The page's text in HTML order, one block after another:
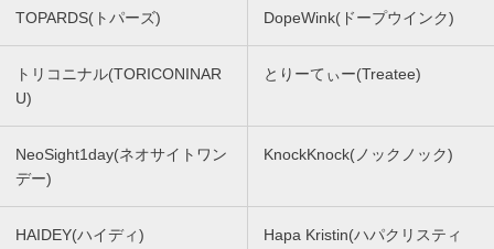
TOPARDS(トパーズ) DopeWink(ドープウインク)
トリコニナル(TORICONINAR
U)
とりーてぃー(Treatee)
NeoSight1day(ネオサイトワン
デー)
KnockKnock(ノックノック)
HAIDEY(ハイディ)
Hapa Kristin(ハパクリスティ